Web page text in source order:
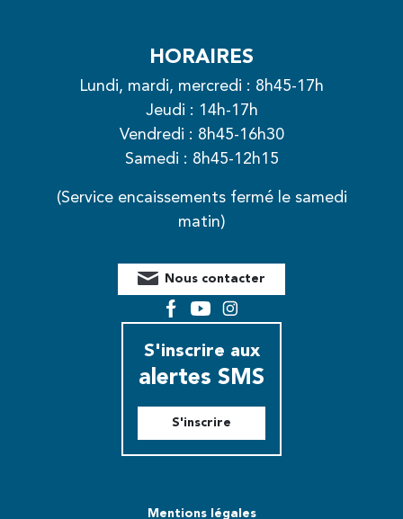
HORAIRES
Lundi, mardi, mercredi : 8h45-17h
Jeudi : 14h-17h
Vendredi : 8h45-16h30
Samedi : 8h45-12h15
(Service encaissements fermé le samedi
matin)
Nous contacter
FacebookYouTubeInstagram
S'inscrire aux
alertes SMS
S'inscrire
Mentions légales